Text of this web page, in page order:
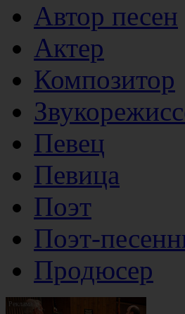
Автор песен
Актер
Композитор
Певец
Певица
Поэт
Поэт-
Продюсер